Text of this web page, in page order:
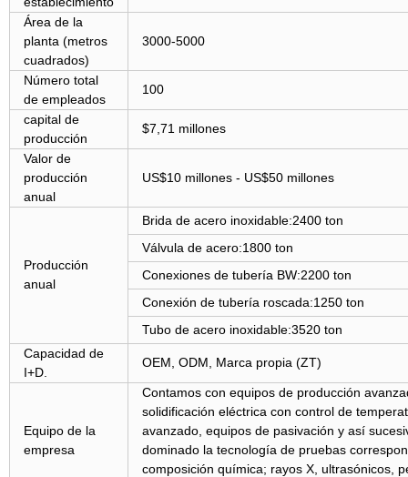
Área de la
planta (metros
cuadrados)
3000-5000
Número total
de empleados
100
capital de
producción
$7,71 millones
Valor de
producción
anual
US$10 millones - US$50 millones
Producción
anual
Brida de acero inoxidable:2400 ton
Válvula de acero:1800 ton
Conexiones de tubería BW:2200 ton
Conexión de tubería roscada:1250 ton
Tubo de acero inoxidable:3520 ton
Capacidad de
I+D.
OEM, ODM, Marca propia (ZT)
Equipo de la
empresa
Contamos con equipos de producción
solidificación eléctrica con control de
avanzado, equipos de pasivación y así
dominado la tecnología de pruebas
composición química; rayos X, ultrasónicos,